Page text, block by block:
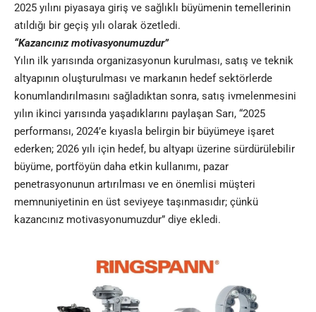
2025 yılını piyasaya giriş ve sağlıklı büyümenin temellerinin
atıldığı bir geçiş yılı olarak özetledi.
“Kazancınız motivasyonumuzdur”
Yılın ilk yarısında organizasyonun kurulması, satış ve teknik
altyapının oluşturulması ve markanın hedef sektörlerde
konumlandırılmasını sağladıktan sonra, satış ivmelenmesini
yılın ikinci yarısında yaşadıklarını paylaşan Sarı, “2025
performansı, 2024’e kıyasla belirgin bir büyümeye işaret
ederken; 2026 yılı için hedef, bu altyapı üzerine sürdürülebilir
büyüme, portföyün daha etkin kullanımı, pazar
penetrasyonunun artırılması ve en önemlisi müşteri
memnuniyetinin en üst seviyeye taşınmasıdır; çünkü
kazancınız motivasyonumuzdur” diye ekledi.